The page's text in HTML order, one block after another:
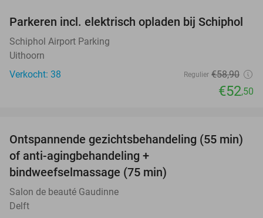
11%
Parkeren incl. elektrisch opladen bij Schiphol
Schiphol Airport Parking
Uithoorn
Verkocht: 38
Regulier €58,90
€52,50
63%
Ontspannende gezichtsbehandeling (55 min)
of anti-agingbehandeling +
bindweefselmassage (75 min)
Salon de beauté Gaudinne
Delft